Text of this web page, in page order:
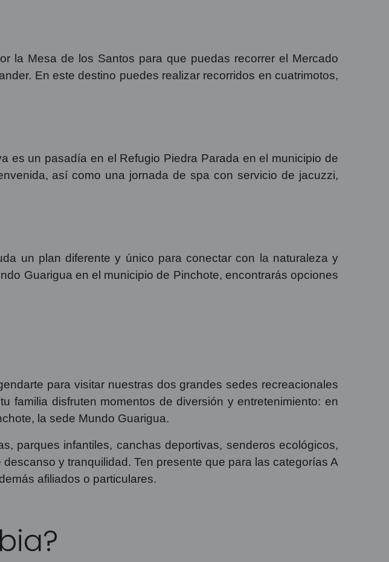
la Mesa de los Santos para que puedas recorrer el Mercado
En este destino puedes realizar recorridos en cuatrimotos,
es un pasadía en el Refugio Piedra Parada en el municipio de
así como una jornada de spa con servicio de jacuzzi,
un plan diferente y único para conectar con la naturaleza y
Guarigua en el municipio de Pinchote, encontrarás opciones
para visitar nuestras dos grandes sedes recreacionales
familia disfruten momentos de diversión y entretenimiento: en
la sede Mundo Guarigua.
parques infantiles, canchas deportivas, senderos ecológicos,
y tranquilidad. Ten presente que para las categorías A
afiliados o particulares.